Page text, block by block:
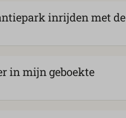
inrijden met de
in mijn geboekte